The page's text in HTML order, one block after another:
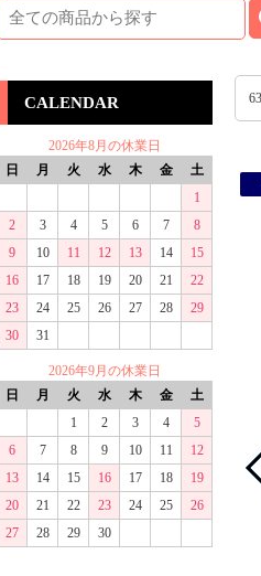
CALENDAR
2026年8月の休業日
日
月 火 水 木 金
土
1
2
3 4 5 6 7
8
9
10 11 12 13 14
15
16
17 18 19 20 21
22
23
24 25 26 27 28
29
30
31
2026年9月の休業日
日
月 火 水 木 金
土
1
2 3 4
5
6
7 8 9 10 11
12
13
14 15 16 17 18
19
20
21 22 23 24 25
26
27
28 29 30
63